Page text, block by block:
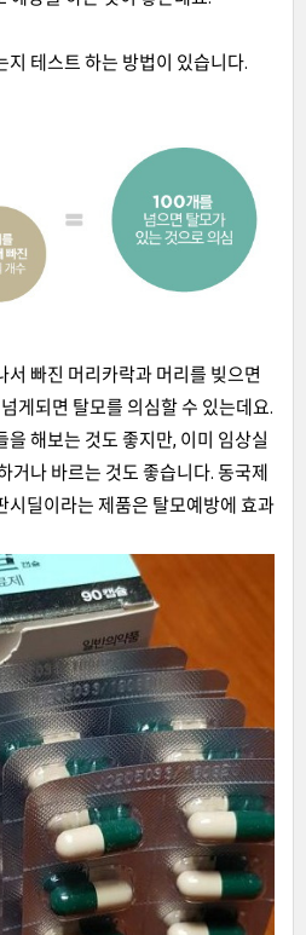
지 테스트 하는 방법이 있습니다.
서 빠진 머리카락과 머리를 빚으면
게되면 탈모를 의심할 수 있는데요.
해보는 것도 좋지만, 이미 임상실
거나 바르는 것도 좋습니다. 동국제
시딜이라는 제품은 탈모예방에 효과